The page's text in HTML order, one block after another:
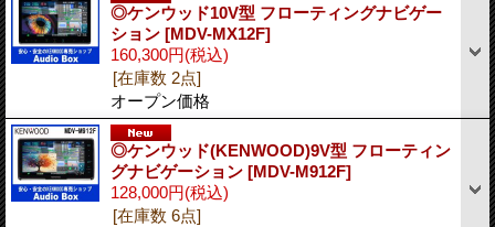
◎ケンウッド10V型 フローティングナビゲー
ション [MDV-MX12F]
160,300円(税込)
[在庫数 2点]
オープン価格
◎ケンウッド(KENWOOD)9V型 フローティン
グナビゲーション [MDV-M912F]
128,000円(税込)
[在庫数 6点]